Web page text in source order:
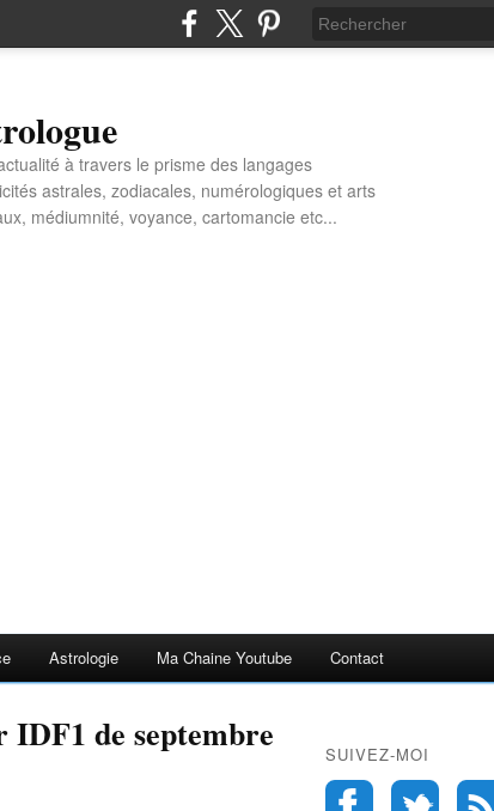
à travers le prisme des langages
astrales, zodiacales, numérologiques et arts
médiumnité, voyance, cartomancie etc...
Astrologie Ma Chaine Youtube Contact
IDF1 de septembre SUIVEZ-MOI